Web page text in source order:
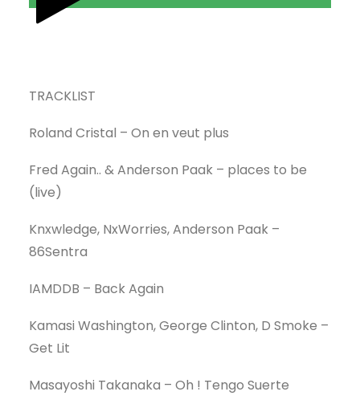
TRACKLIST
Roland Cristal – On en veut plus
Fred Again.. & Anderson Paak – places to be
(live)
Knxwledge, NxWorries, Anderson Paak –
86Sentra
IAMDDB – Back Again
Kamasi Washington, George Clinton, D Smoke –
Get Lit
Masayoshi Takanaka – Oh ! Tengo Suerte